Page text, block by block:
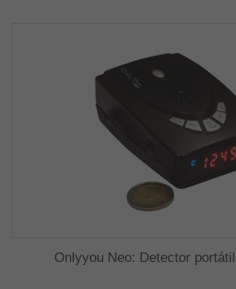
Onlyyou Neo: Detector